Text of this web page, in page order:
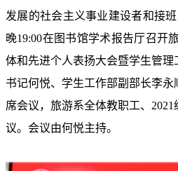
发展的社会主义事业建设者和接
晚19:00在图书馆学术报告厅召开
体和先进个人表扬大会暨学生管
书记何悦、学生工作部副部长李
席会议，旅游系全体教职工、 2021
议。会议由何悦主持。